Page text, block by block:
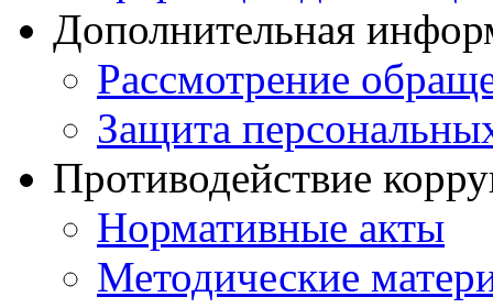
Дополнительная
Рассмотрение
Защита
Противодействие
Нормативные акты
Методические